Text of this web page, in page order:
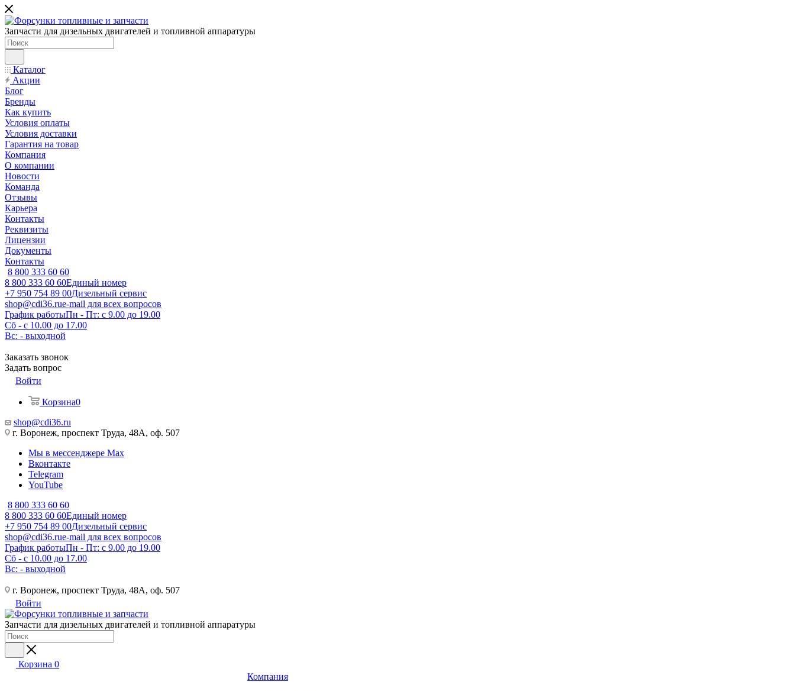
Запчасти для дизельных двигателей и топливной аппаратуры
Каталог
Акции
Блог
Бренды
Как купить
Условия оплаты
Условия доставки
Гарантия на товар
Компания
О компании
Новости
Команда
Отзывы
Карьера
Контакты
Реквизиты
Лицензии
Документы
Контакты
8 800 333 60 60
8 800 333 60 60Единый номер
+7 950 754 89 00Дизельный сервис
shop@cdi36.rue-mail для всех вопросов
График работыПн - Пт: с 9.00 до 19.00
Сб - с 10.00 до 17.00
Вс: - выходной
Заказать звонок
Задать вопрос
Войти
Корзина0
shop@cdi36.ru
г. Воронеж, проспект Труда, 48А, оф. 507
Мы в мессенджере Max
Вконтакте
Telegram
YouTube
8 800 333 60 60
8 800 333 60 60Единый номер
+7 950 754 89 00Дизельный сервис
shop@cdi36.rue-mail для всех вопросов
График работыПн - Пт: с 9.00 до 19.00
Сб - с 10.00 до 17.00
Вс: - выходной
г. Воронеж, проспект Труда, 48А, оф. 507
Войти
Запчасти для дизельных двигателей и топливной аппаратуры
Корзина 0
Компания